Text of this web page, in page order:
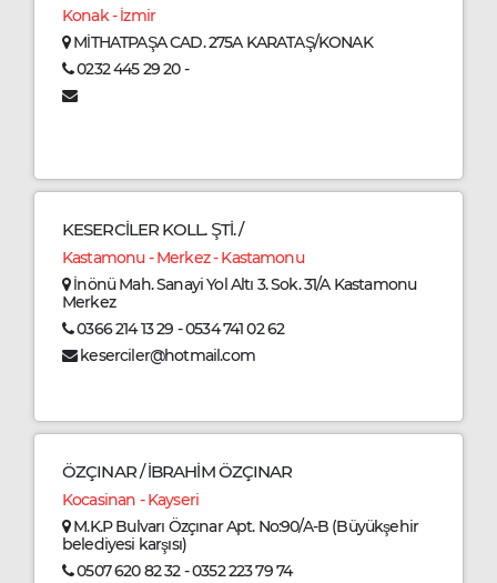
Konak - İzmir
MİTHATPAŞA CAD. 275A KARATAŞ/KONAK
0232 445 29 20 -
KESERCİLER KOLL. ŞTİ. /
Kastamonu - Merkez - Kastamonu
İnönü Mah. Sanayi Yol Altı 3. Sok. 31/A Kastamonu
Merkez
0366 214 13 29 - 0534 741 02 62
keserciler@hotmail.com
ÖZÇINAR / İBRAHİM ÖZÇINAR
Kocasinan - Kayseri
M.K.P Bulvarı Özçınar Apt. No:90/A-B (Büyükşehir
belediyesi karşısı)
0507 620 82 32 - 0352 223 79 74